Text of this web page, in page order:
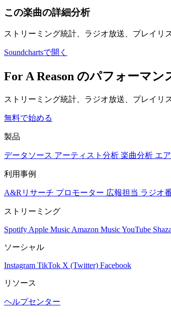
この楽曲の詳細分析
ストリーミング統計、ラジオ放送、プレイリ
Soundchartsで開く
For A Reason のパフォーマ
ストリーミング統計、ラジオ放送、プレイリ
無料で始める
製品
データソース アーティスト分析 楽曲分析 エ
利用事例
A&Rリサーチ プロモーター 広報担当 ラジオ
ストリーミング
Spotify Apple Music Amazon MusicYouTube
ソーシャル
Instagram TikTok X (Twitter) Facebook
リソース
ヘルプセンター